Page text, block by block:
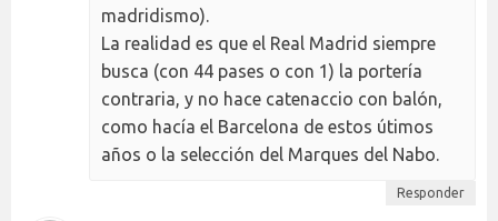
madridismo).
La realidad es que el Real Madrid siempre
busca (con 44 pases o con 1) la portería
contraria, y no hace catenaccio con balón,
como hacía el Barcelona de estos útimos
años o la selección del Marques del Nabo.
Responder